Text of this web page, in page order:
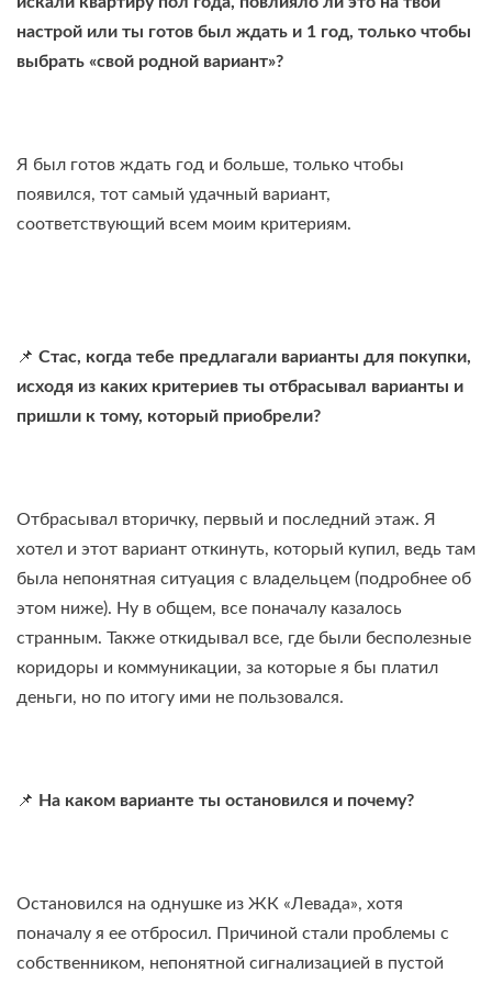
настрой или ты готов был ждать и 1 год, только чтобы
выбрать «свой родной вариант»?
Я был готов ждать год и больше, только чтобы
появился, тот самый удачный вариант,
соответствующий всем моим критериям.
📌 Стас, когда тебе предлагали варианты для покупки,
исходя из каких критериев ты отбрасывал варианты и
пришли к тому, который приобрели?
Отбрасывал вторичку, первый и последний этаж. Я
хотел и этот вариант откинуть, который купил, ведь там
была непонятная ситуация с владельцем (подробнее об
этом ниже). Ну в общем, все поначалу казалось
странным. Также откидывал все, где были бесполезные
коридоры и коммуникации, за которые я бы платил
деньги, но по итогу ими не пользовался.
📌 На каком варианте ты остановился и почему?
Остановился на однушке из ЖК «Левада», хотя
поначалу я ее отбросил. Причиной стали проблемы с
собственником, непонятной сигнализацией в пустой